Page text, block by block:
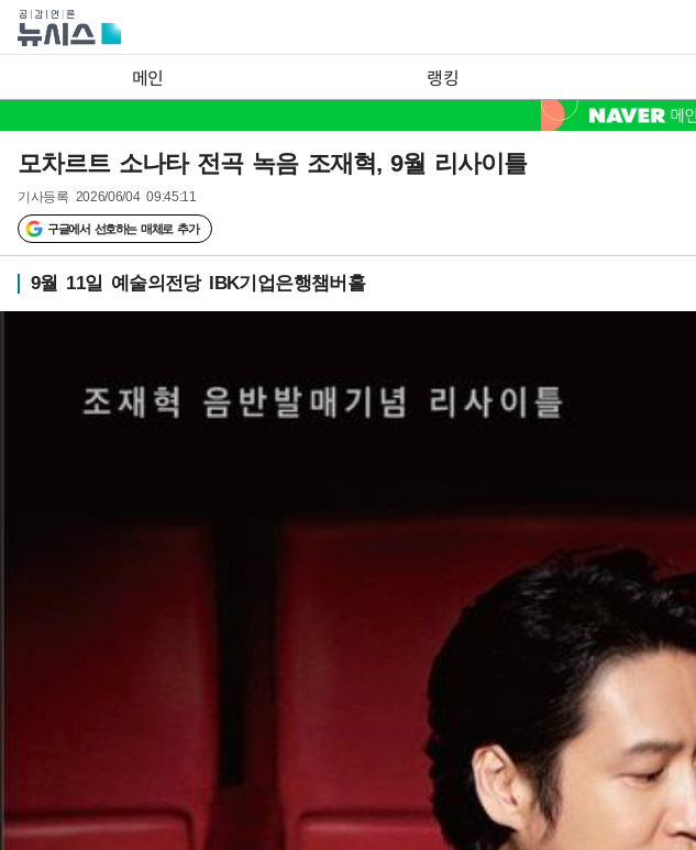
메인 랭킹
모차르트 소나타 전곡 녹음 조재혁, 9월 리사이틀
기사등록 2026/06/04 09:45:11
구글에서 선호하는 매체로 추가
9월 11일 예술의전당 IBK기업은행챔버홀